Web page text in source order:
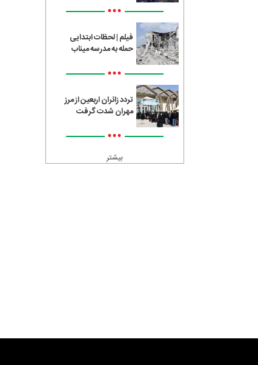
•••
فیلم | لحظات ابتدایی
حمله به مدرسه میناب
•••
تردد زائران اربعین از مرز
مهران شدت گرفت
•••
بیشتر